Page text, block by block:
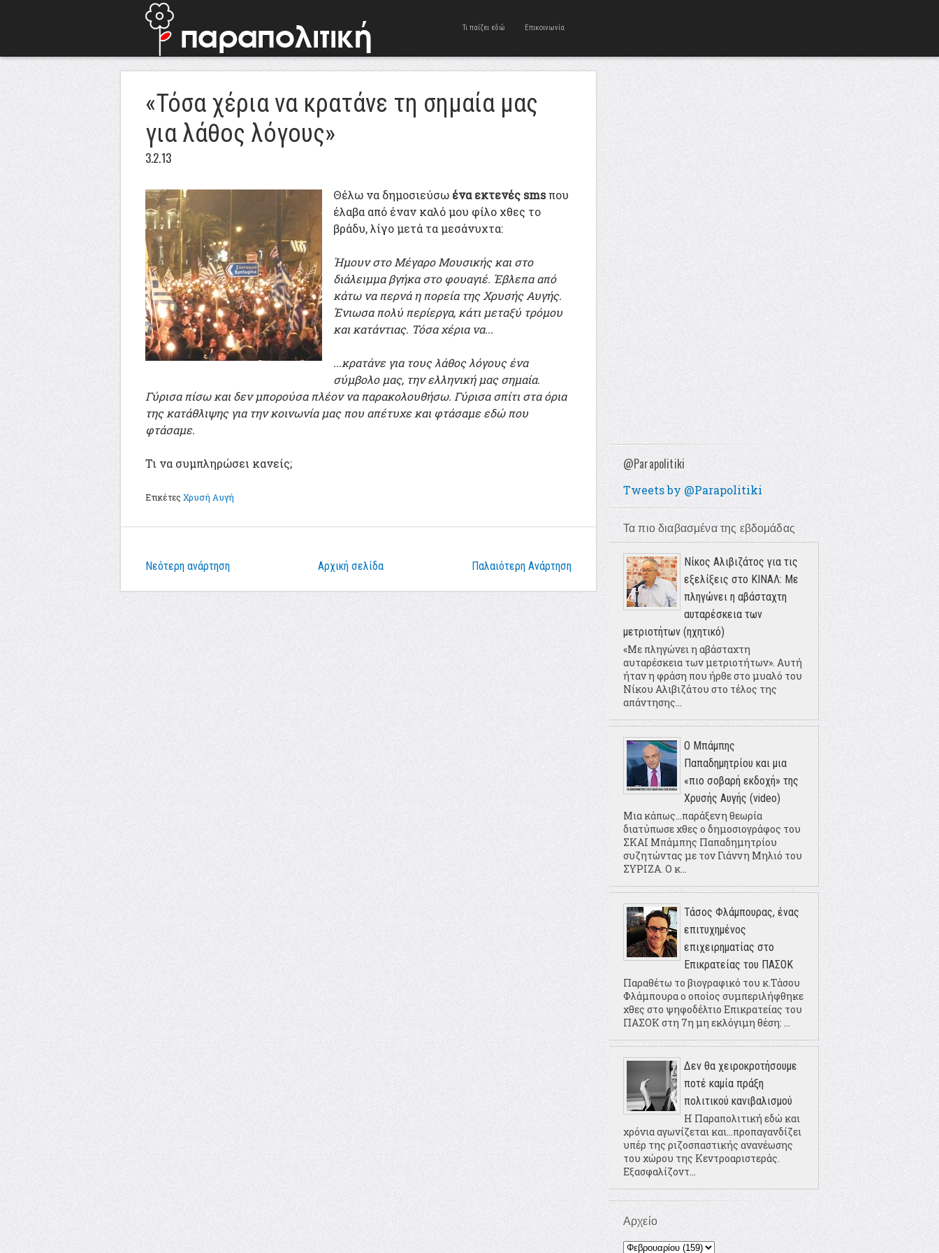
Τι παίζει εδώ Επικοινωνία
«Τόσα χέρια να κρατάνε τη σημαία μας
για λάθος λόγους»
3.2.13
Θέλω να δημοσιεύσω ένα εκτενές smsπου
έλαβα από έναν καλό μου φίλο χθες το
βράδυ, λίγο μετά τα μεσάνυχτα:
Ήμουν στο Μέγαρο Μουσικής και στο
διάλειμμα βγήκα στο φουαγιέ. Έβλεπα από
κάτω να περνά η πορεία της Χρυσής Αυγής.
Ένιωσα πολύ περίεργα, κάτι μεταξύ τρόμου
και κατάντιας. Τόσα χέρια να...
...κρατάνε για τους λάθος λόγους ένα
σύμβολο μας, την ελληνική μας σημαία.
Γύρισα πίσω και δεν μπορούσα πλέον να παρακολουθήσω. Γύρισα σπίτι στα όρια
της κατάθλιψης για την κοινωνία μας που απέτυχε και φτάσαμε εδώ που
φτάσαμε.
Τι να συμπληρώσει κανείς;
ΕτικέτεςΧρυσή Αυγή
Νεότερη ανάρτηση Παλαιότερη Ανάρτηση
Αρχική σελίδα
@Parapolitiki
Tweets by @Parapolitiki
Τα πιο διαβασμένα της εβδομάδας
Νίκος Αλιβιζάτος για τις
εξελίξεις στο ΚΙΝΑΛ: Με
πληγώνει η αβάσταχτη
αυταρέσκεια των
μετριοτήτων (ηχητικό)
«Με πληγώνει η αβάσταχτη
αυταρέσκεια των μετριοτήτων». Αυτή
ήταν η φράση που ήρθε στο μυαλό του
Νίκου Αλιβιζάτου στο τέλος της
απάντησης...
Ο Μπάμπης
Παπαδημητρίου και μια
«πιο σοβαρή εκδοχή» της
Χρυσής Αυγής (video)
Μια κάπως...παράξενη θεωρία
διατύπωσε χθες ο δημοσιογράφος του
ΣΚΑΙ Μπάμπης Παπαδημητρίου
συζητώντας με τον Γιάννη Μηλιό του
ΣΥΡΙΖΑ. Ο κ...
Τάσος Φλάμπουρας, ένας
επιτυχημένος
επιχειρηματίας στο
Επικρατείας του ΠΑΣΟΚ
Παραθέτω το βιογραφικό του κ.Τάσου
Φλάμπουρα ο οποίος συμπεριλήφθηκε
χθες στο ψηφοδέλτιο Επικρατείας του
ΠΑΣΟΚ στη 7η μη εκλόγιμη θέση: ...
Δεν θα χειροκροτήσουμε
ποτέ καμία πράξη
πολιτικού κανιβαλισμού
Η Παραπολιτική εδώ και
χρόνια αγωνίζεται και...προπαγανδίζει
υπέρ της ριζοσπαστικής ανανέωσης
του χώρου της Κεντροαριστεράς.
Εξασφαλίζοντ...
Αρχείο